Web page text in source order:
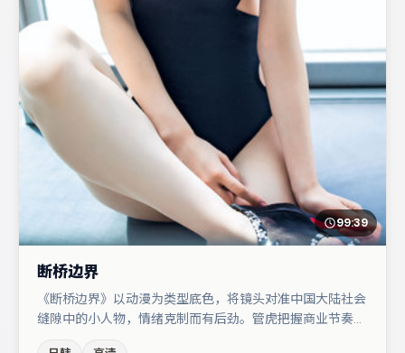
99:39
断桥边界
《断桥边界》以动漫为类型底色，将镜头对准中国大陆社会
缝隙中的小人物，情绪克制而有后劲。管虎把握商业节奏的